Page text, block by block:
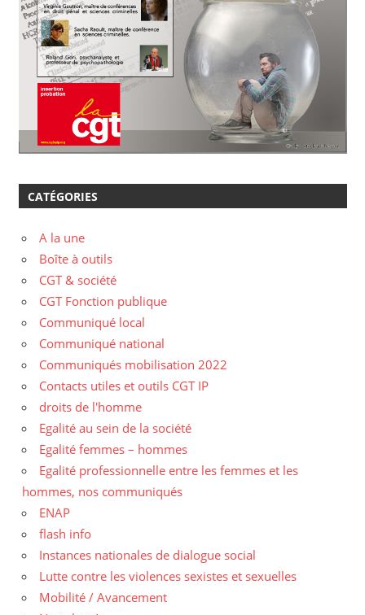
CATÉGORIES
A la une
Boîte à outils
CGT & société
CGT Fonction publique
Communiqué local
Communiqué national
Communiqués mobilisation 2022
Contacts utiles et outils CGT IP
droits de l'homme
Egalité au sein de la société
Egalité femmes – hommes
Egalité professionnelle entre les femmes et les
hommes, nos communiqués
ENAP
flash info
Instances nationales de dialogue social
Lutte contre les violences sexistes et sexuelles
Mobilité / Avancement